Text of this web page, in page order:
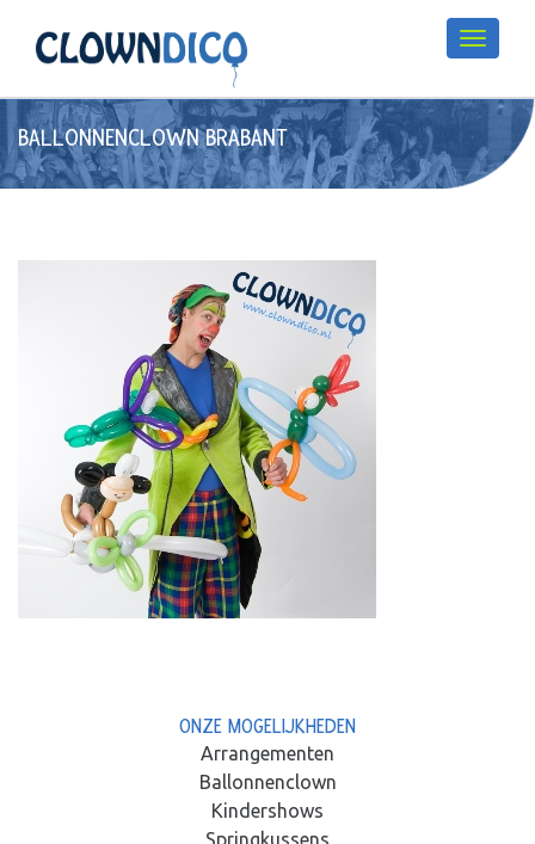
BALLONNENCLOWN BRABANT
ONZE MOGELIJKHEDEN
Arrangementen
Ballonnenclown
Kindershows
Springkussens